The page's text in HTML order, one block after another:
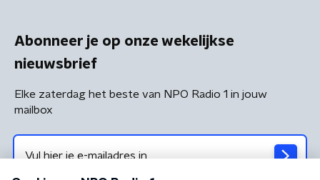
Abonneer je op onze wekelijkse
nieuwsbrief
Elke zaterdag het beste van NPO Radio 1 in jouw
mailbox